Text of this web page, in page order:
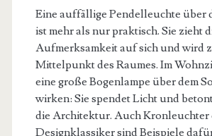
Eine auffällige Pendelleuchte über
ist mehr als nur praktisch. Sie zieht
Aufmerksamkeit auf sich und wird
Mittelpunkt des Raumes. Im
eine große Bogenlampe über dem
wirken: Sie spendet Licht und
die Architektur. Auch Kronleuchter
Designklassiker sind Beispiele